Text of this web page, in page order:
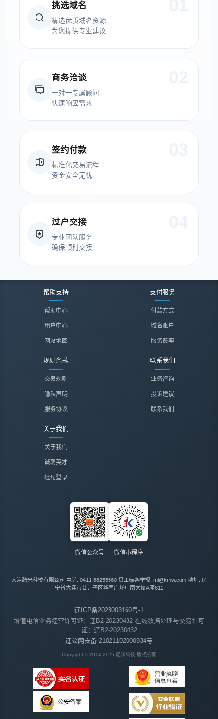
挑选域名
精选优质域名资源
为您提供专业建议
商务洽谈
一对一专属顾问
快速响应需求
签约付款
标准化交易流程
资金安全无忧
过户交接
专业团队服务
确保顺利交接
帮助支持
帮助中心
用户中心
网站地图
支付服务
付款方式
域名账户
服务费率
规则条款
交易规则
隐私声明
服务协议
联系我们
业务咨询
投诉建议
联系我们
关于我们
关于我们
诚聘英才
经纪登录
微信公众号 微信小程序
大连酷米科技有限公司 电话: 0411-88255560 员工舞弊举报: mi@kmw.com 地址: 辽
宁省大连市甘井子区华南广场中南大厦A座612
辽ICP备2023003160号-1
增值电信业务经营许可证：辽B2-20230432 在线数据处理与交易许可
证：辽B2-20230432
辽公网安备 21021102000934号
Copyright © 2014-2025 酷米科技 版权所有